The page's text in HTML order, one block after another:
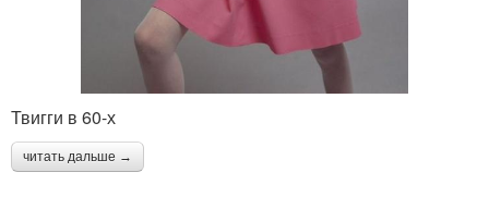
Твигги в 60-х
читать дальше →